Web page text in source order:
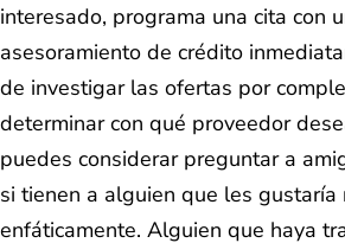
interesado, programa una cita con
asesoramiento de crédito
de investigar las ofertas por
determinar con qué proveedor
puedes considerar preguntar a
si tienen a alguien que les gustaría
enfáticamente. Alguien que haya